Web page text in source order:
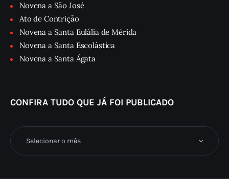
Novena a São José
Ato de Contrição
Novena a Santa Eulália de Mérida
Novena a Santa Escolástica
Novena a Santa Ágata
CONFIRA TUDO QUE JÁ FOI PUBLICADO
Confira
tudo